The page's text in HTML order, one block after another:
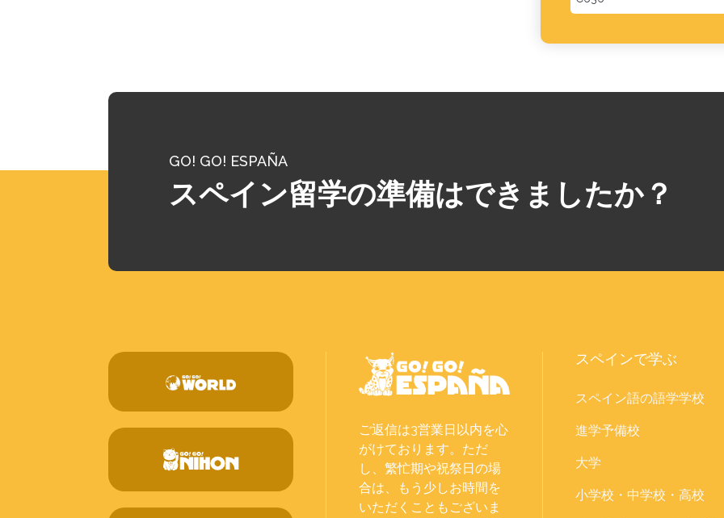
GO! GO! ESPAÑA
スペイン留学の準備はできましたか？
ご返信は3営業日以内を心
がけております。ただ
し、繁忙期や祝祭日の場
合は、もう少しお時間を
いただくこともございま
スペインで学ぶ
スペイン語の語学学校
進学予備校
大学
小学校・中学校・高校